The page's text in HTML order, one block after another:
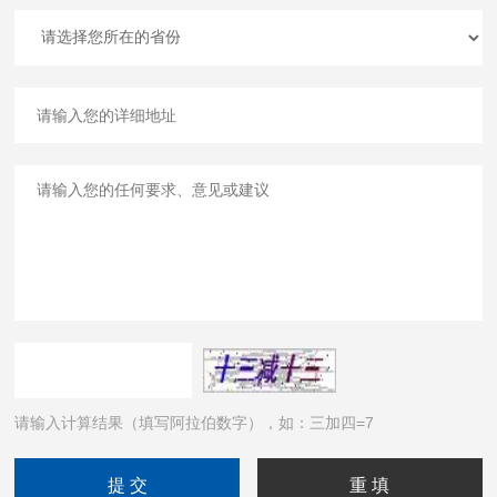
请输入计算结果（填写阿拉伯数字），如：三加四=7